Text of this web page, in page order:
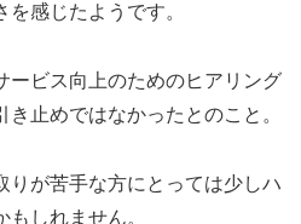
感じたようです。
ービス向上のためのヒアリング
止めではなかったとのこと。
りが苦手な方にとっては少しハ
しれません。